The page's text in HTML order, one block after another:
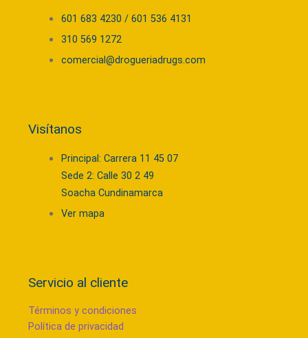
601 683 4230 / 601 536 4131
310 569 1272
comercial@drogueriadrugs.com
Visítanos
Principal: Carrera 11 45 07
Sede 2: Calle 30 2 49
Soacha Cundinamarca
Ver mapa
Servicio al cliente
Términos y condiciones
Política de privacidad